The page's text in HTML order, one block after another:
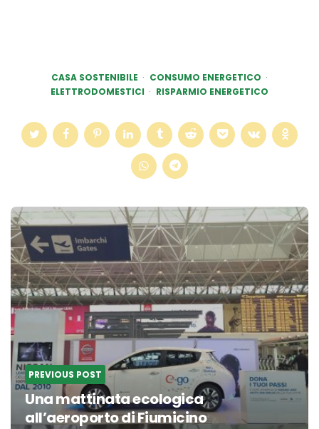
CASA SOSTENIBILE
CONSUMO ENERGETICO
ELETTRODOMESTICI
RISPARMIO ENERGETICO
Post
navigation
PREVIOUS POST
Una mattinata ecologica
all’aeroporto di Fiumicino